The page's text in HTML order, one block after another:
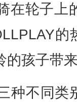
在轮子上
的
的孩子带
种不同类